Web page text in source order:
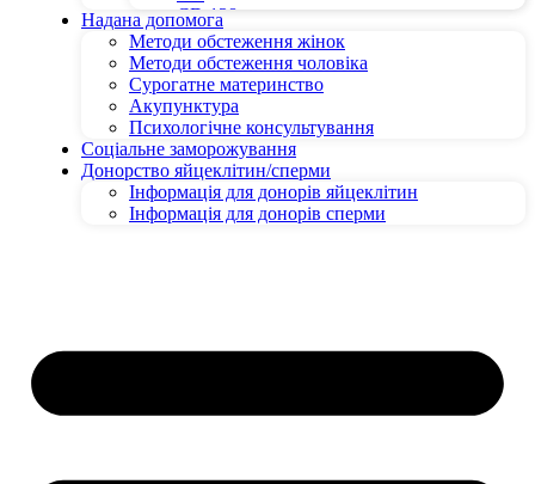
CD 138
Надана допомога
Методи обстеження жінок
Методи обстеження чоловіка
Сурогатне материнство
Акупунктура
Психологічне консультування
Соціальне заморожування
Донорство яйцеклітин/сперми
Інформація для донорів яйцеклітин
Інформація для донорів сперми